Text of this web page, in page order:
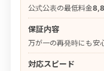
公式公表の最低料金
保証内容
万が一の再発時にも安
対応スピード